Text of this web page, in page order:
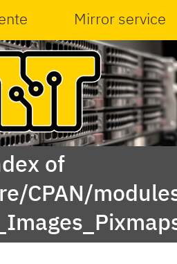
Mirror service
of
CPAN/